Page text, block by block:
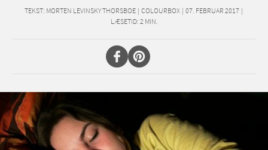
TEKST: MORTEN LEVINSKY THORSBOE | COLOURBOX | 07. FEBRUAR 2017 |
LÆSETID: 2 MIN.